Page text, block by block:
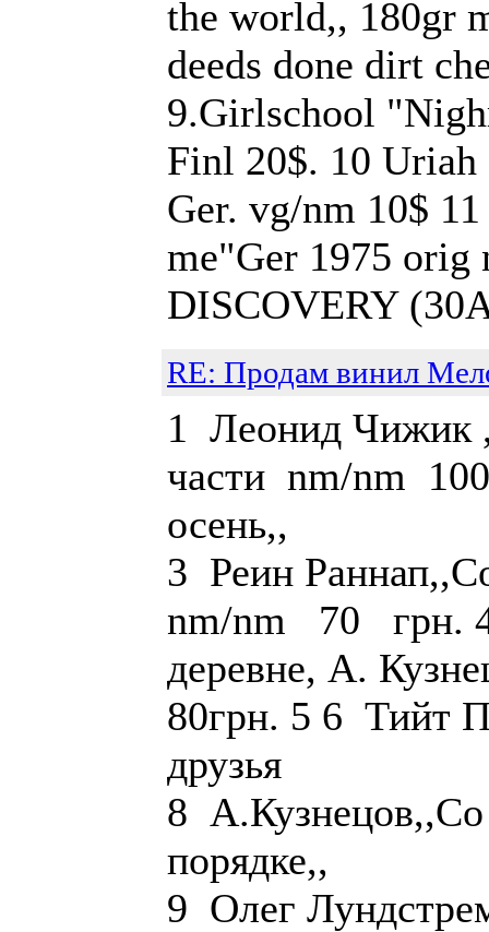
the world,, 180gr
deeds done dirt
9.Girlschool
Finl 20$. 10 Uriah
Ger. vg/nm 10$
me"Ger 1975 orig
DISCOVERY
RE: Продам винил
1 Леонид Чижик
части nm/nm
осень,,
3 Реин
nm/nm 70 грн.
деревне, А.
80грн. 5 6 Тийт
друзья
8 А.Кузнецов,,Со
порядке,,
9 Олег